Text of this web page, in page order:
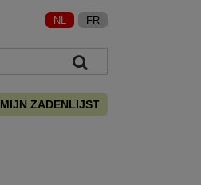
NL FR
MIJN ZADENLIJST